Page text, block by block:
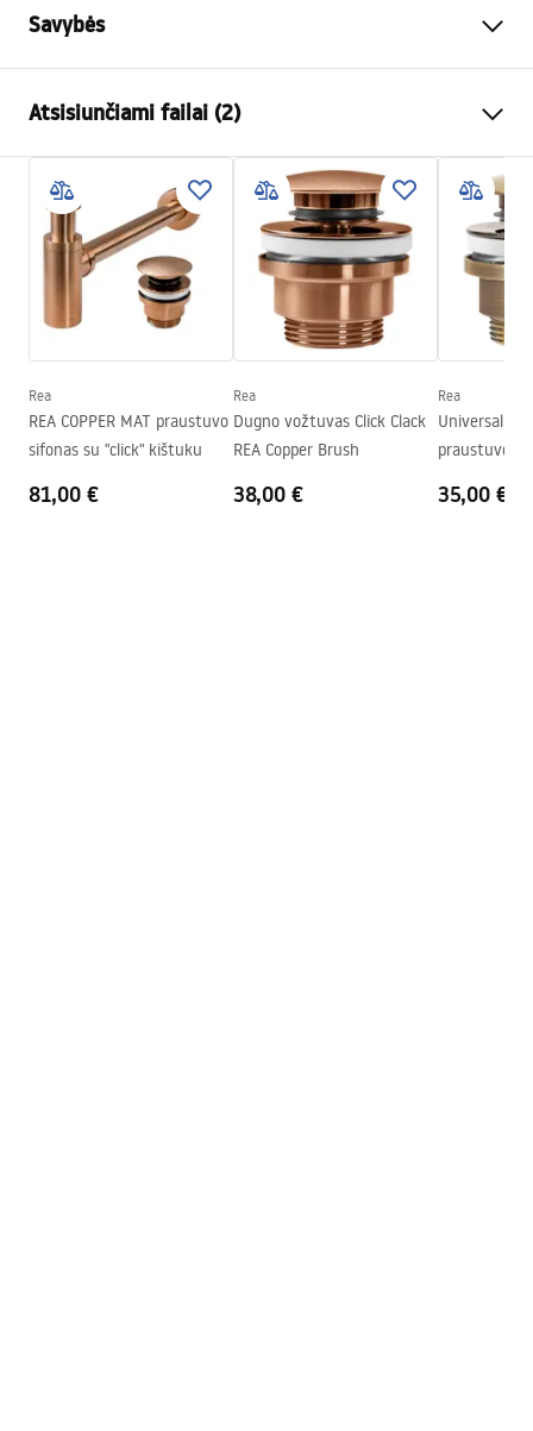
Savybės
Medžiaga
Spalva
Mėlyna
Apdaila
Blizgus
Ilgis
490mm
Plotis
350mm
Aukštis
140mm
100mm
Forma
Skylė baterijom
Ne
Atsisiunčiami failai (2)
Surinkimo instrukcijos
Basin.pdf
Garantijos sąlygos
Warranty_Terms_and_Conditions_Basins_-_5.pdf
Rea
REA COPPER MAT praustuvo
sifonas su "click" kištuku
81,00 €
Rea
Dugno vožtuvas Click Clack
REA Copper Brush
38,00 €
Rea
Universalus
praustuvo
35,00 €